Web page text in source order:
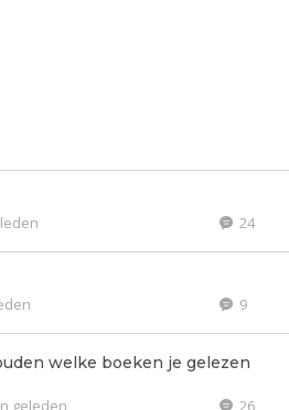
24
9
welke boeken je gelezen
geleden 26